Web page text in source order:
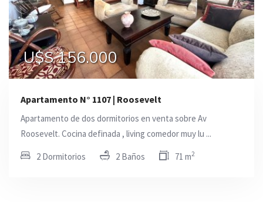
U$S 156.000
Apartamento N° 1107 | Roosevelt
Apartamento de dos dormitorios en venta sobre Av
Roosevelt. Cocina definada , living comedor muy lu ...
2 Dormitorios 2 Baños 71 m2